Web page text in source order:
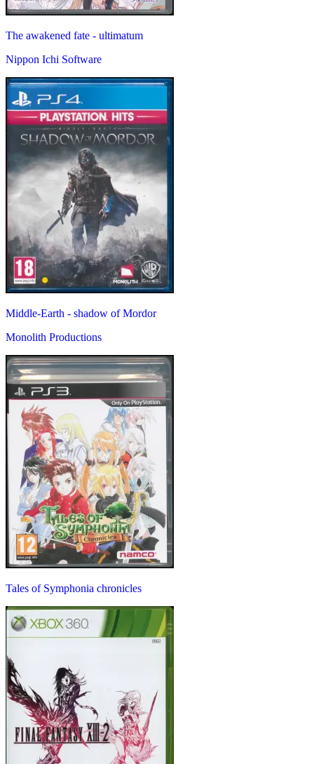
The awakened fate - ultimatum
Nippon Ichi Software
Middle-Earth - shadow of Mordor
Monolith Productions
Tales of Symphonia chronicles